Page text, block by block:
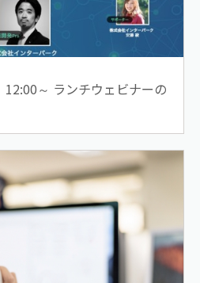
12:00～ ランチウェビナーの